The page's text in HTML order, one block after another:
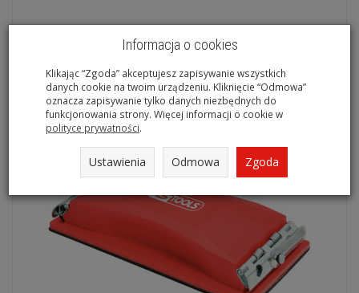
KS TOOLS Gwoździe wspawowane 2x50mm, miedziowane,
500 szt.. 500.8571
Na magazynie
Informacja o cookies
Klikając “Zgoda” akceptujesz zapisywanie wszystkich
danych cookie na twoim urządzeniu. Kliknięcie “Odmowa”
oznacza zapisywanie tylko danych niezbędnych do
funkcjonowania strony. Więcej informacji o cookie w
polityce prywatności.
Ustawienia Odmowa Zgoda